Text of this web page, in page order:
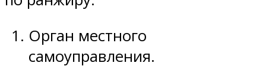
Орган местного
самоуправления.